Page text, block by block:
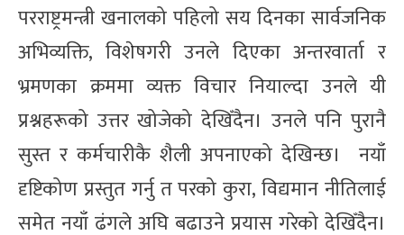
परराष्ट्रमन्त्री खनालको पहिलो सय दिनका सार्वजनिक
अभिव्यक्ति, विशेषगरी उनले दिएका अन्तरवार्ता र
भ्रमणका क्रममा व्यक्त विचार नियाल्दा उनले यी
प्रश्नहरूको उत्तर खोजेको देखिँदैन। उनले पनि पुरानै
सुस्त र कर्मचारीकै शैली अपनाएको देखिन्छ। नयाँ
दृष्टिकोण प्रस्तुत गर्नु त परको कुरा, विद्यमान नीतिलाई
समेत नयाँ ढंगले अघि बढाउने प्रयास गरेको देखिँदैन।